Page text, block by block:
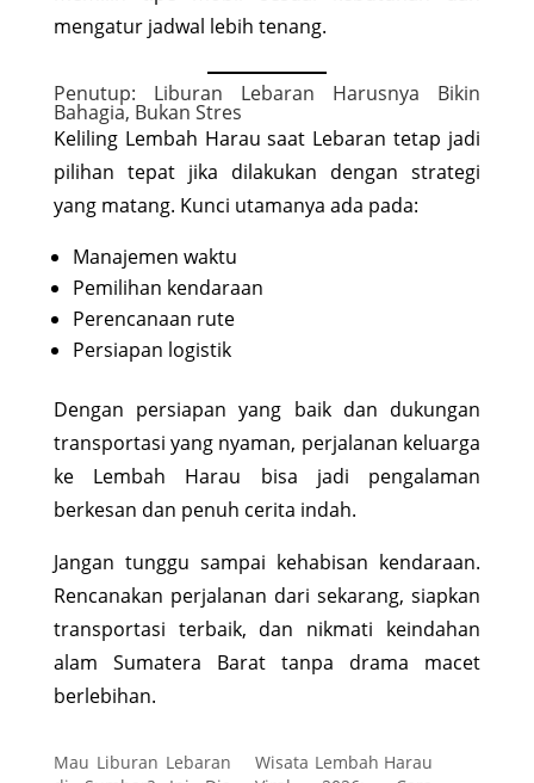
mengatur jadwal lebih tenang.
Penutup: Liburan Lebaran Harusnya Bikin
Bahagia, Bukan Stres
Keliling Lembah Harau saat Lebaran tetap jadi
pilihan tepat jika dilakukan dengan strategi
yang matang. Kunci utamanya ada pada:
Manajemen waktu
Pemilihan kendaraan
Perencanaan rute
Persiapan logistik
Dengan persiapan yang baik dan dukungan
transportasi yang nyaman, perjalanan keluarga
ke Lembah Harau bisa jadi pengalaman
berkesan dan penuh cerita indah.
Jangan tunggu sampai kehabisan kendaraan.
Rencanakan perjalanan dari sekarang, siapkan
transportasi terbaik, dan nikmati keindahan
alam Sumatera Barat tanpa drama macet
berlebihan.
Mau Liburan Lebaran
Wisata Lembah Harau